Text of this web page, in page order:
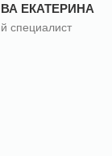
ЕКАТЕРИНА
специалист